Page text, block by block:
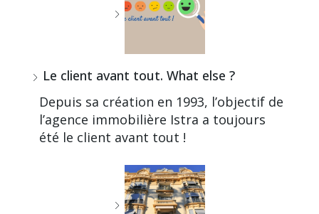
Le client avant tout. What else ?
Depuis sa création en 1993, l’objectif de
l’agence immobilière Istra a toujours
été le client avant tout !